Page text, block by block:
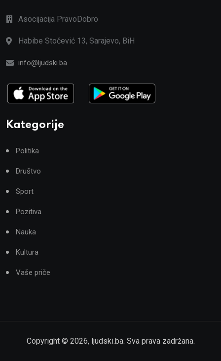
Asocijacija PravoDobro
Habibe Stočević 13, Sarajevo, BiH
info@ljudski.ba
Kategorije
Politika
Društvo
Sport
Pozitiva
Nauka
Kultura
Vaše priče
Copyright © 2026, ljudski.ba. Sva prava zadržana.